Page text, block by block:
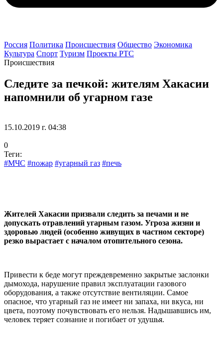
Россия Политика Происшествия Общество Экономика
Культура Спорт Туризм Проекты РТС
Происшествия
Следите за печкой: жителям Хакасии
напомнили об угарном газе
15.10.2019 г. 04:38
0
Теги:
#МЧС #пожар #угарный газ #печь
Жителей Хакасии призвали следить за печами и не
допускать отравлений угарным газом. Угроза жизни и
здоровью людей (особенно живущих в частном секторе)
резко вырастает с началом отопительного сезона.
Привести к беде могут преждевременно закрытые заслонки
дымохода, нарушение правил эксплуатации газового
оборудования, а также отсутствие вентиляции. Самое
опасное, что угарный газ не имеет ни запаха, ни вкуса, ни
цвета, поэтому почувствовать его нельзя. Надышавшись им,
человек теряет сознание и погибает от удушья.